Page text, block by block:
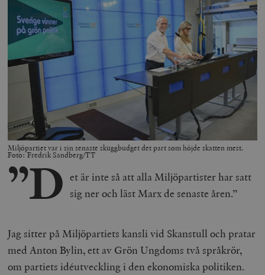
Miljöpartiet var i sin senaste skuggbudget det part som höjde skatten mest.
Foto: Fredrik Sandberg/TT
”D et är inte så att alla Miljöpartister har satt
sig ner och läst Marx de senaste åren.”
Jag sitter på Miljöpartiets kansli vid Skanstull och pratar
med Anton Bylin, ett av Grön Ungdoms två språkrör,
om partiets idéutveckling i den ekonomiska politiken.